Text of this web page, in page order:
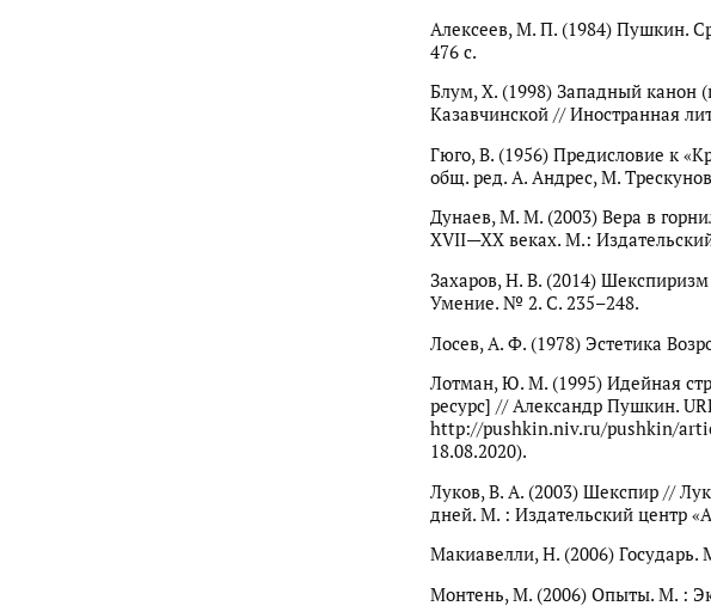
Алексеев, М. П. (1984) Пушкин.
476 с.
Блум, Х. (1998) Западный канон
Казавчинской // Иностранная
Гюго, В. (1956) Предисловие к
общ. ред. А. Андрес, М.
Дунаев, М. М. (2003) Вера в
XVII—XX веках. М.:
Захаров, Н. В. (2014)
Умение. № 2. С. 235–248.
Лосев, А. Ф. (1978) Эстетика
Лотман, Ю. М. (1995) Идейная
ресурс] // Александр Пушкин.
http://pushkin.niv.ru/pushkin/
18.08.2020).
Луков, В. А. (2003) Шекспир //
дней. М. : Издательский центр
Макиавелли, Н. (2006)
Монтень, М. (2006) Опыты. М. :